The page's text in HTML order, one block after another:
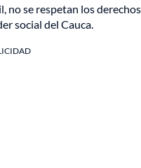
no se respetan los
social del Cauca.